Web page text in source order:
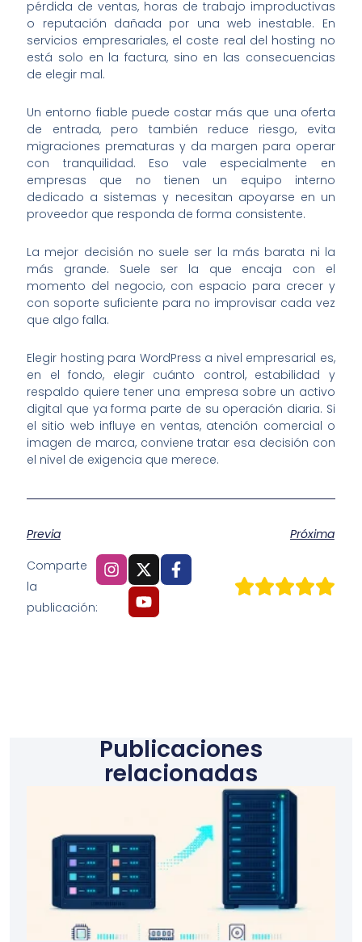
pérdida de ventas, horas de trabajo improductivas
o reputación dañada por una web inestable. En
servicios empresariales, el coste real del hosting no
está solo en la factura, sino en las consecuencias
de elegir mal.
Un entorno fiable puede costar más que una oferta
de entrada, pero también reduce riesgo, evita
migraciones prematuras y da margen para operar
con tranquilidad. Eso vale especialmente en
empresas que no tienen un equipo interno
dedicado a sistemas y necesitan apoyarse en un
proveedor que responda de forma consistente.
La mejor decisión no suele ser la más barata ni la
más grande. Suele ser la que encaja con el
momento del negocio, con espacio para crecer y
con soporte suficiente para no improvisar cada vez
que algo falla.
Elegir hosting para WordPress a nivel empresarial es,
en el fondo, elegir cuánto control, estabilidad y
respaldo quiere tener una empresa sobre un activo
digital que ya forma parte de su operación diaria. Si
el sitio web influye en ventas, atención comercial o
imagen de marca, conviene tratar esa decisión con
el nivel de exigencia que merece.
Previa
Próxima
Comparte
la
publicación:
Publicaciones
relacionadas